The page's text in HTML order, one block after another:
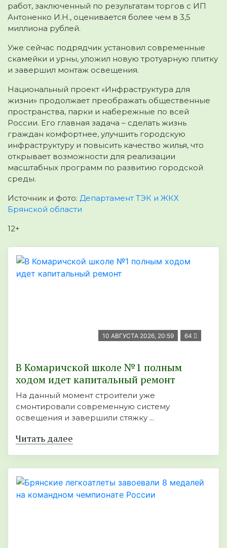
работ, заключенный по результатам торгов с ИП
Антоненко И.Н., оценивается более чем в 3,5
миллиона рублей.
Уже сейчас подрядчик установил современные
скамейки и урны, уложил новую тротуарную плитку
и завершил монтаж освещения.
Национальный проект «Инфраструктура для
жизни» продолжает преображать общественные
пространства, парки и набережные по всей
России. Его главная задача – сделать жизнь
граждан комфортнее, улучшить городскую
инфраструктуру и повысить качество жилья, что
открывает возможности для реализации
масштабных программ по развитию городской
среды.
Источник и фото: Департамент ТЭК и ЖКХ
Брянской области
12+
10 АВГУСТА 2026, 20:59 64
В Комаричской школе №1 полным
ходом идет капитальный ремонт
На данный момент строители уже
смонтировали современную систему
освещения и завершили стяжку ...
Читать далее